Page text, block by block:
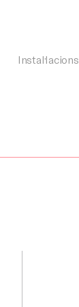
Instal·lacions